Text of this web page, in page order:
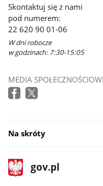
Skontaktuj się z nami
pod numerem:
22 620 90 01-06
W dni robocze
w godzinach: 7:30-15:05
MEDIA
Na skróty
stopka
gov.pl
Strona
gov.pl